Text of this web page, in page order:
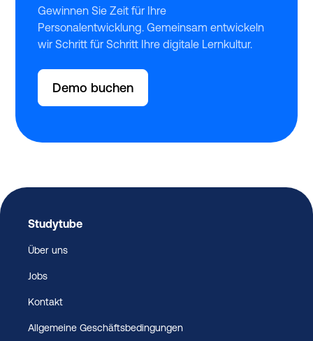
Gewinnen Sie Zeit für Ihre
Personalentwicklung. Gemeinsam entwickeln
wir Schritt für Schritt Ihre digitale Lernkultur.
Demo buchen
Studytube
Über uns
Jobs
Kontakt
Allgemeine Geschäftsbedingungen